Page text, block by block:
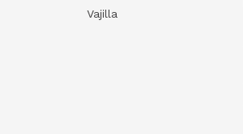
Vajilla